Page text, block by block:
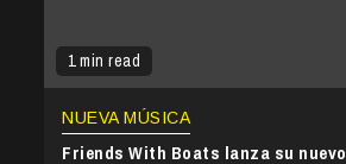
1 min read
NUEVA MÚSICA
Friends With Boats lanza su nuevo